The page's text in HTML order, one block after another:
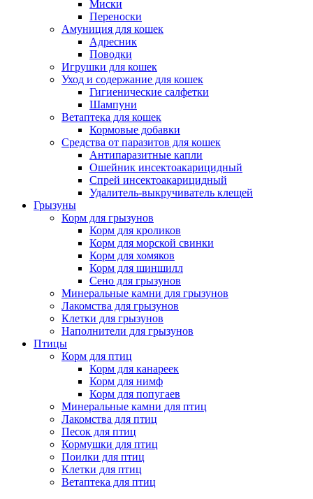
Миски
Переноски
Амуниция для кошек
Адресник
Поводки
Игрушки для кошек
Уход и содержание для кошек
Гигиенические салфетки
Шампуни
Ветаптека для кошек
Кормовые добавки
Средства от паразитов для кошек
Антипаразитные капли
Ошейник инсектоакарицидный
Спрей инсектоакарицидный
Удалитель-выкручиватель клещей
Грызуны
Корм для грызунов
Корм для кроликов
Корм для морской свинки
Корм для хомяков
Корм для шиншилл
Сено для грызунов
Минеральные камни для грызунов
Лакомства для грызунов
Клетки для грызунов
Наполнители для грызунов
Птицы
Корм для птиц
Корм для канареек
Корм для нимф
Корм для попугаев
Минеральные камни для птиц
Лакомства для птиц
Песок для птиц
Кормушки для птиц
Поилки для птиц
Клетки для птиц
Ветаптека для птиц